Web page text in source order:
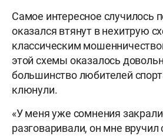
Самое интересное случилось
оказался втянут в нехитрую
классическим
этой схемы оказалось
большинство любителей
клюнули.
«У меня уже сомнения
разговаривали, он мне